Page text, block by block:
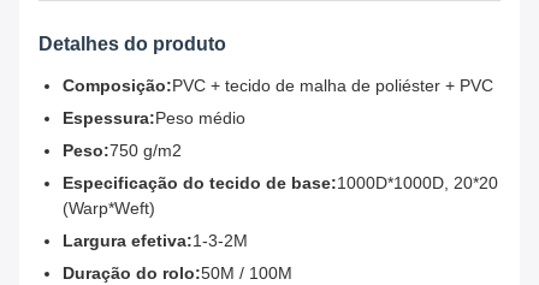
Detalhes do produto
Composição:PVC + tecido de malha de poliéster + PVC
Espessura:Peso médio
Peso:750 g/m2
Especificação do tecido de base:1000D*1000D, 20*20
(Warp*Weft)
Largura efetiva:1-3-2M
Duração do rolo:50M / 100M